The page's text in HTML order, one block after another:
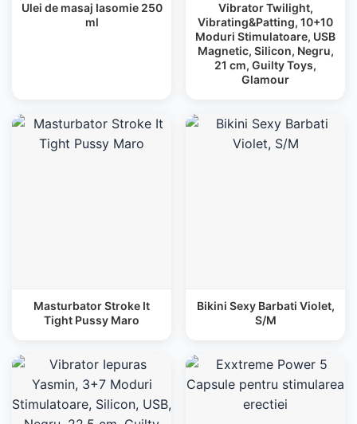
Ulei de masaj Iasomie 250
ml
Vibrator Twilight,
Vibrating&Patting, 10+10
Moduri Stimulatoare, USB
Magnetic, Silicon, Negru,
21 cm, Guilty Toys,
Glamour
Masturbator Stroke It
Tight Pussy Maro
Bikini Sexy Barbati Violet,
S/M